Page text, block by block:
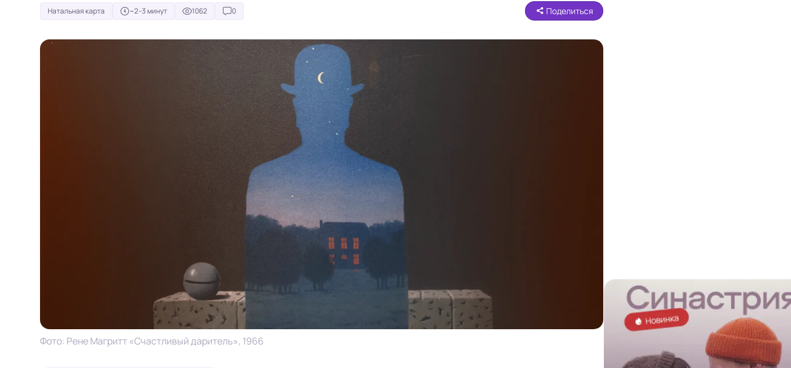
Натальная карта ~2–3 минут 1062 0 Поделиться
Фото: Рене Магритт «Счастливый даритель», 1966